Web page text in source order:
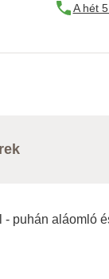
A hét
puhán aláomló